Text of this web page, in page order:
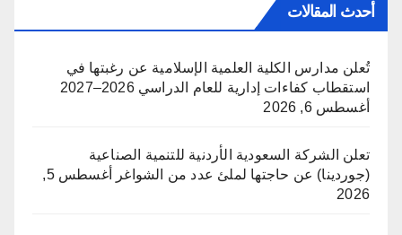
أحدث المقالات
تُعلن مدارس الكلية العلمية الإسلامية عن رغبتها في
استقطاب كفاءات إدارية للعام الدراسي 2026–2027
أغسطس 6, 2026
تعلن الشركة السعودية الأردنية للتنمية الصناعية
(جوردينا) عن حاجتها لملئ عدد من الشواغر
أغسطس 5,
2026